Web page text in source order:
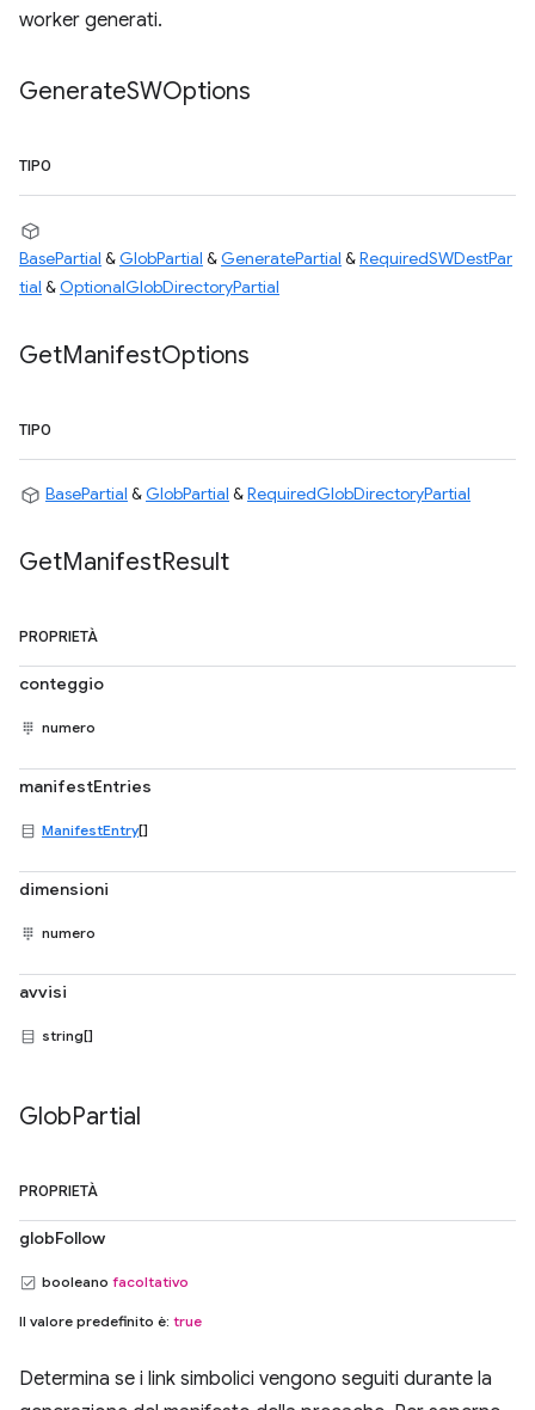
worker generati.
GenerateSWOptions
TIPO
BasePartial &GlobPartial &GeneratePartial &RequiredSWDestPar
tial &OptionalGlobDirectoryPartial
GetManifestOptions
TIPO
BasePartial &GlobPartial &RequiredGlobDirectoryPartial
GetManifestResult
PROPRIETÀ
conteggio
numero
manifestEntries
ManifestEntry[]
dimensioni
numero
avvisi
string[]
GlobPartial
PROPRIETÀ
globFollow
booleano facoltativo
Il valore predefinito è: true
Determina se i link simbolici vengono seguiti durante la